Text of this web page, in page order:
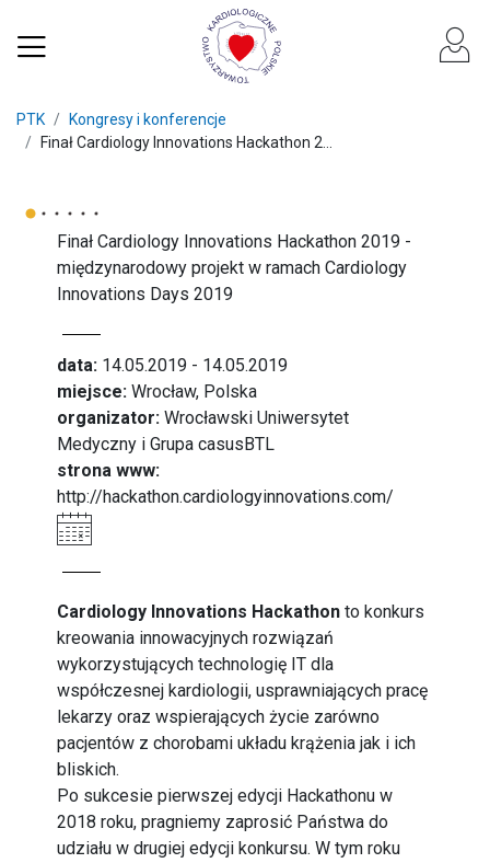
PTK
Kongresy i konferencje
Finał Cardiology Innovations Hackathon 2...
Finał Cardiology Innovations Hackathon 2019 -
międzynarodowy projekt w ramach Cardiology
Innovations Days 2019
data: 14.05.2019 - 14.05.2019
miejsce: Wrocław, Polska
organizator: Wrocławski Uniwersytet
Medyczny i Grupa casusBTL
strona www:
http://hackathon.cardiologyinnovations.com/
Cardiology Innovations Hackathon to konkurs
kreowania innowacyjnych rozwiązań
wykorzystujących technologię IT dla
współczesnej kardiologii, usprawniających pracę
lekarzy oraz wspierających życie zarówno
pacjentów z chorobami układu krążenia jak i ich
bliskich.
Po sukcesie pierwszej edycji Hackathonu w
2018 roku, pragniemy zaprosić Państwa do
udziału w drugiej edycji konkursu. W tym roku